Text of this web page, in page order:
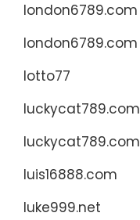
london6789.com
london6789.com
lotto77
luckycat789.com
luckycat789.com
luis16888.com
luke999.net